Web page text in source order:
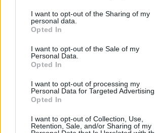
I want to opt-out of the Sharing of my
personal data.
Opted In
I want to opt-out of the Sale of my
Personal Data.
Opted In
I want to opt-out of processing my
Personal Data for Targeted Advertising.
Opted In
I want to opt-out of Collection, Use,
Retention, Sale, and/or Sharing of my
εξοχήν δρόμους με πυκνή
πεζών.
Από την ανάλυση των ίδιων
ότι οι ηλικιακές ομάδες, που
τα περισσότερα θύματα από
παρασύρσεις, ανήκουν στις